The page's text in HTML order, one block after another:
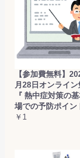
【参加費無料】
月28日オンライ
『 熱中症対策の
場での予防ポイン
￥1